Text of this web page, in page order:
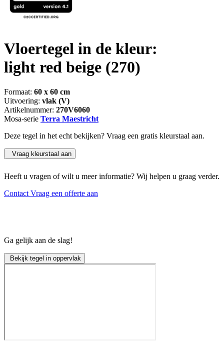
Vloertegel in de kleur:
light red beige (270)
Formaat: 60 x 60 cm
Uitvoering: vlak (V)
Artikelnummer: 270V6060
Mosa-serie Terra Maestricht
Deze tegel in het echt bekijken? Vraag een gratis kleurstaal aan.
Vraag kleurstaal aan
Heeft u vragen of wilt u meer informatie? Wij helpen u graag verder.
Contact Vraag een offerte aan
Ga gelijk aan de slag!
Bekijk tegel in oppervlak